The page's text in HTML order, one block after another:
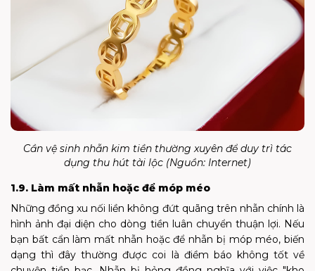
Cần vệ sinh nhẫn kim tiền thường xuyên để duy trì tác
dụng thu hút tài lộc (Nguồn: Internet)
1.9. Làm mất nhẫn hoặc để móp méo
Những đồng xu nối liền không đứt quãng trên nhẫn chính là
hình ảnh đại diện cho dòng tiền luân chuyển thuận lợi. Nếu
bạn bất cẩn làm mất nhẫn hoặc để nhẫn bị móp méo, biến
dạng thì đây thường được coi là điềm báo không tốt về